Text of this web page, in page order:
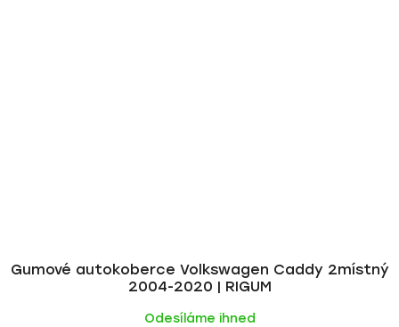
Gumové autokoberce Volkswagen Caddy 2místný
2004-2020 | RIGUM
Odesíláme ihned